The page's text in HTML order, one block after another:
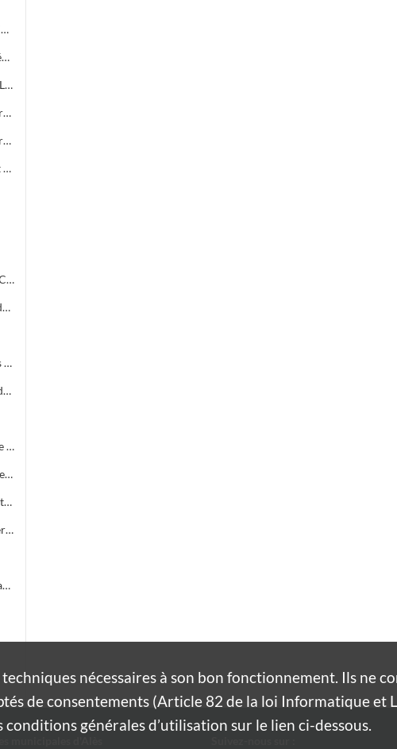
H.B.C. Centre d’apprentissage de Rochebelle. Plan de la mine image
Houillères des Cévennes. Plan d’ensemble du quartier Mine Témoin
Plans du bassin minier de la Grand-Combe limitrophe avec la Lozère. Mines à ciel ouvert
H.B.C. Groupe Sud. Division de Rochebelle. Bâtiment dit « le grand four »
H.B.C. Groupe Sud. Division de Rochebelle. Bâtiment dit « le grand four ». Avant-projet de salle des fêtes
Mine Destival.Taille 16. Soutirage avec soutènement marchant et haveuse. Schéma d’un demi-cycle
Puits Ricard. Schéma de prélèvement de gaz pour analyses de CO2
Houillères de Rochebelle : Réfrigérant hyperbolique. Rayons de la Tour
Puits Destival et Fontanes : Dessins de pompes étage, salle des pompes
Puits Destival: Roulage à T.B. 600 : Schémas pour le repérage des appareils. Sous-station, garage, atelier
Puits Destival : Accès au puisard. Plancher de protection et de visite de la boucle du câble d'équilibre
Destival -185 : Pompe Rateau PHMR 40-8 Groupes 3 et 4. Câles sous moteur Alsthom N.7-87. Câles sous pompe
Puits Destival . Couche Olga : Consignes pour la conduite des travaux
Siège Oules-Laval. Bowette 226 : Couloir de chargement en berlines
H.B.C.M. Groupe Centre : Station Centrale d'électricité : Réseaux électriques, réseaux 5 000 v. Câbles électriques, téléphoniques et tuyauteries d'alimentation d'eau entre la station Centrale et le poste de Trescol
nécessaires à son bon fonctionnement. Ils ne
de consentements (Article 82 de la loi Informatique et
générales d’utilisation sur le lien ci-dessous.